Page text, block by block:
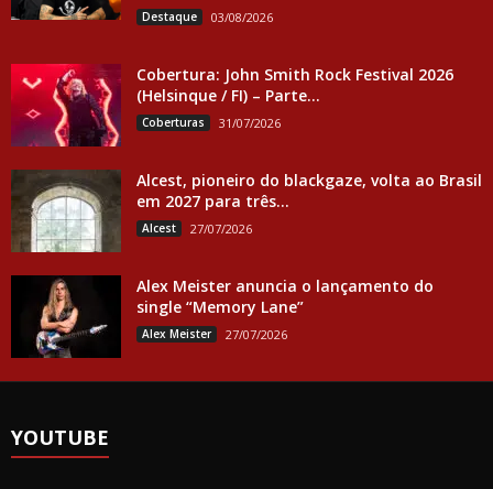
Destaque 03/08/2026
Cobertura: John Smith Rock Festival 2026
(Helsinque / FI) – Parte...
Coberturas 31/07/2026
Alcest, pioneiro do blackgaze, volta ao Brasil
em 2027 para três...
Alcest 27/07/2026
Alex Meister anuncia o lançamento do
single “Memory Lane”
Alex Meister 27/07/2026
YOUTUBE